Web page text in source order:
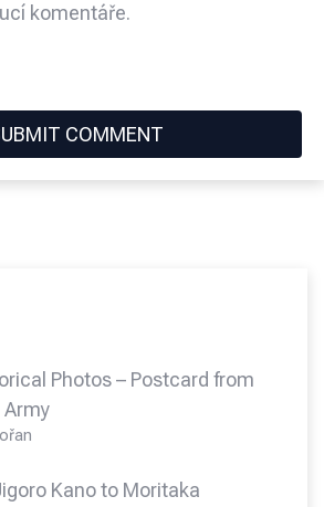
komentáře.
Photos – Postcard from
Kano to Moritaka